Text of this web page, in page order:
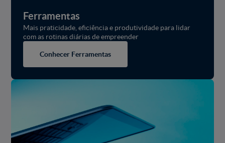
Ferramentas
Mais praticidade, eficiência e produtividade para lidar
com as rotinas diárias de empreender
Conhecer Ferramentas